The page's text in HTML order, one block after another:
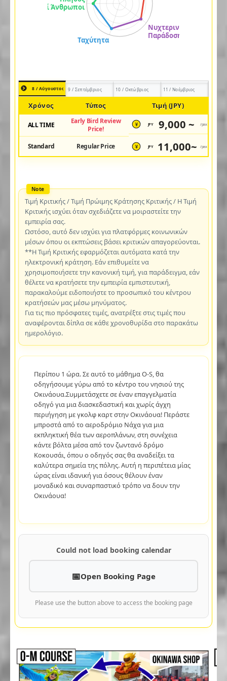
8 / Αύγουστος 9 / Σεπτέμβριος 10 / Οκτώβριος 11 / Νοέμβριος
Χρόνος Τύπος Τιμή (JPY)
ALL TIME
Early Bird Review
Price!
¥ JPY 9,000 ~ /pax
Standard Regular Price ¥ JPY 11,000~ /pax
Τιμή Κριτικής / Τιμή Πρώιμης Κράτησης Κριτικής / Η Τιμή
Κριτικής ισχύει όταν σχεδιάζετε να μοιραστείτε την
εμπειρία σας.
Ωστόσο, αυτό δεν ισχύει για πλατφόρμες κοινωνικών
μέσων όπου οι εκπτώσεις βάσει κριτικών απαγορεύονται.
**Η Τιμή Κριτικής εφαρμόζεται αυτόματα κατά την
ηλεκτρονική κράτηση. Εάν επιθυμείτε να
χρησιμοποιήσετε την κανονική τιμή, για παράδειγμα, εάν
θέλετε να κρατήσετε την εμπειρία εμπιστευτική,
παρακαλούμε ειδοποιήστε το προσωπικό του κέντρου
κρατήσεών μας μέσω μηνύματος.
Για τις πιο πρόσφατες τιμές, ανατρέξτε στις τιμές που
αναφέρονται δίπλα σε κάθε χρονοθυρίδα στο παρακάτω
ημερολόγιο.
Περίπου 1 ώρα. Σε αυτό το μάθημα O-S, θα
οδηγήσουμε γύρω από το κέντρο του νησιού της
Οκινάουα.Συμμετάσχετε σε έναν επαγγελματία
οδηγό για μια διασκεδαστική και χωρίς άγχη
περιήγηση με γκολφ καρτ στην Οκινάουα! Περάστε
μπροστά από το αεροδρόμιο Νάχα για μια
εκπληκτική θέα των αεροπλάνων, στη συνέχεια
κάντε βόλτα μέσα από τον ζωντανό δρόμο
Κοκουσάι, όπου ο οδηγός σας θα αναδείξει τα
καλύτερα σημεία της πόλης. Αυτή η περιπέτεια μίας
ώρας είναι ιδανική για όσους θέλουν έναν
μοναδικό και συναρπαστικό τρόπο να δουν την
Οκινάουα!
Could not load booking calendar
Open Booking Page
Please use the button above to access the booking page